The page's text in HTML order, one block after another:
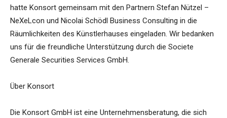
hatte Konsort gemeinsam mit den Partnern Stefan Nützel –
NeXeLcon und Nicolai Schödl Business Consulting in die
Räumlichkeiten des Künstlerhauses eingeladen. Wir bedanken
uns für die freundliche Unterstützung durch die Societe
Generale Securities Services GmbH.
Über Konsort
Die Konsort GmbH ist eine Unternehmensberatung, die sich